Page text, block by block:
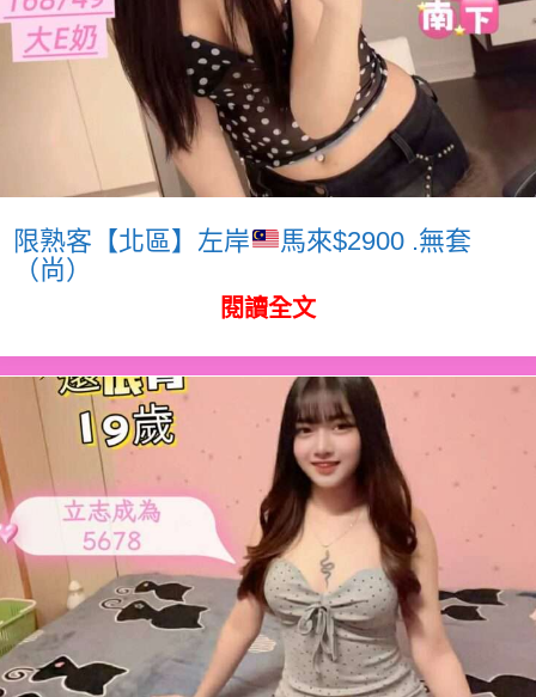
限熟客【北區】左岸
馬來$2900 .無套
（尚）
閱讀全文